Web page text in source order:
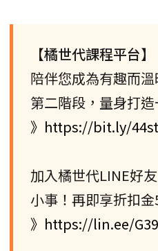
【橘世代課程平台】
陪伴您成為有趣而
第二階段，量身打造
》https://bit.ly/
加入橘世代LINE好
小事！再即享折扣金
》https://lin.ee/